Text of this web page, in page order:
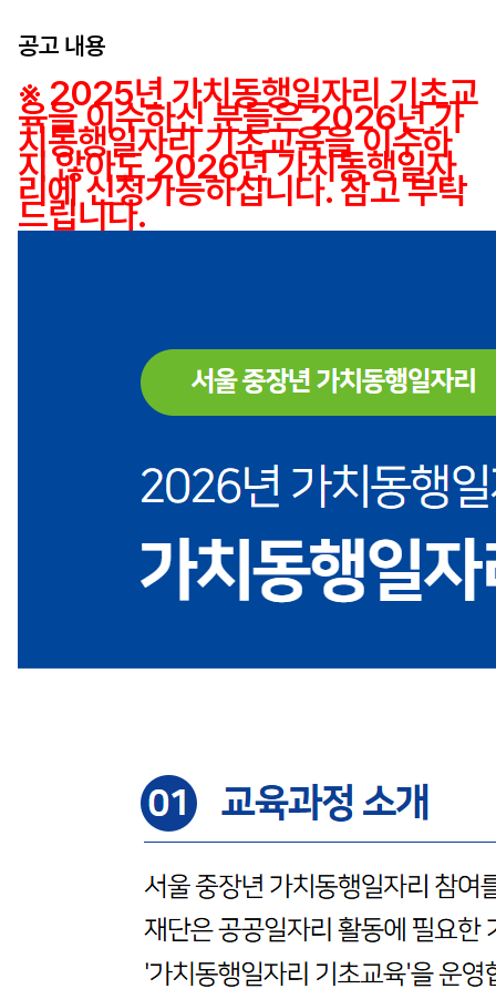
공고 내용
※ 2025년 가 치동행일자리 기초교
육을 이수하신 분들은 2026년 가
치동행일자리 기초교육을 이수하
지 않아도 2026년 가치동행일자
리에 신청가능하십니다. 참고 부탁
드립니다.